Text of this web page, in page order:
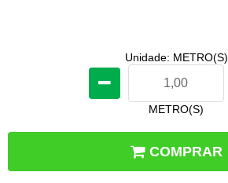
Unidade: METRO(S)
METRO(S)
COMPRAR